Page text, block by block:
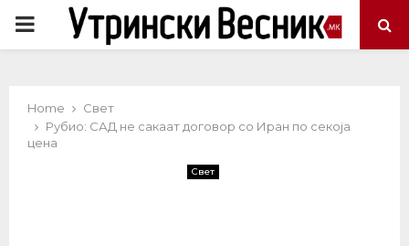
PRIMARY
Home
Свет
Рубио: САД не сакаат договор со Иран по секоја
цена
Свет